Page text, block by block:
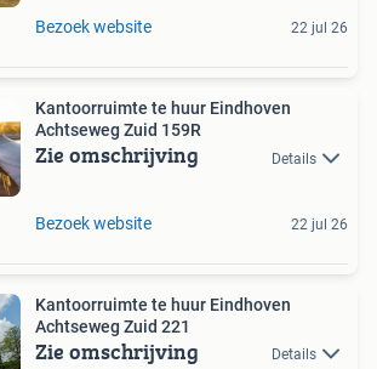
Bezoek website 22 jul 26
Kantoorruimte te huur Eindhoven
Achtseweg Zuid 159R
Zie omschrijving Details
Bezoek website 22 jul 26
Kantoorruimte te huur Eindhoven
Achtseweg Zuid 221
Zie omschrijving Details